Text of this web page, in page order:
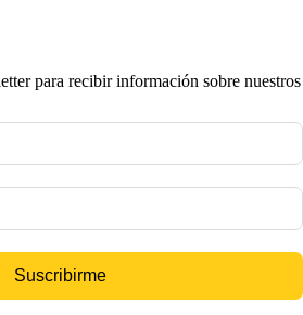
para recibir información sobre nuestros
Suscribirme